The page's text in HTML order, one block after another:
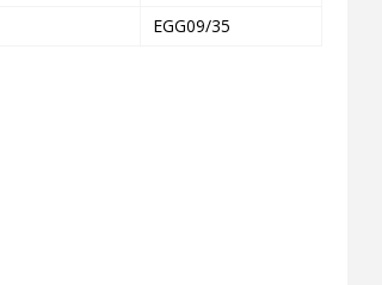
EGG09/35